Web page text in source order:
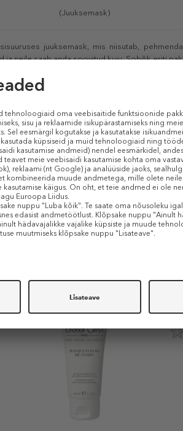
(Juuksemask)
juuksemask, mis niisutab,
ja neile saab anda soovitud kuju. Sobilik eriti